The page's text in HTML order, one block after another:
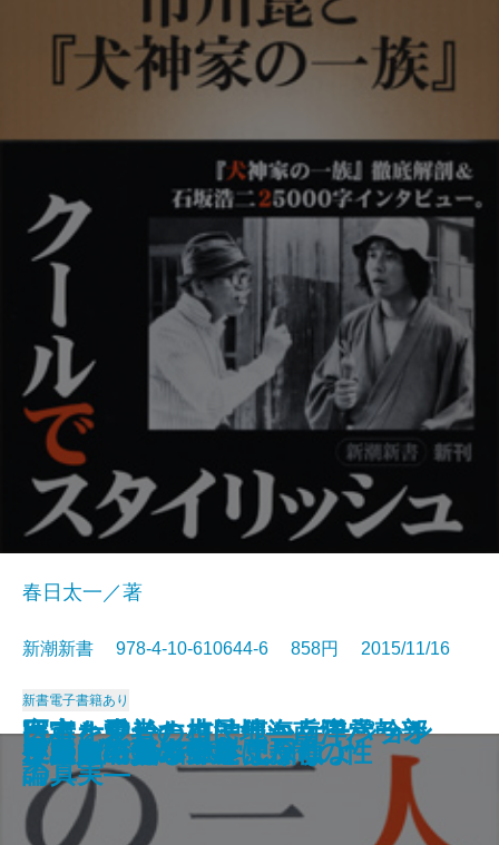
オキナワ論―在沖縄海兵隊元幹部
の告白―
10年後破綻する人、幸福な人
百人一首の謎を解く
スター・ウォーズ学
ほめると子どもはダメになる
戦略がすべて
イスラム化するヨーロッパ
毛沢東―日本軍と共謀した男―
宇宙を動かす力は何か―日常から
観る物理の話―
市川崑と『犬神家の一族』
春日太一／著
新潮新書 978-4-10-610644-6 858円 2015/11/16
新書電子書籍あり
三島由紀夫の言葉 人間の性
医者と患者のコミュニケーション
論
いつまでも若いと思うなよ
被差別のグルメ
さらば、資本主義
プリンス論
日本を愛した植民地―南洋パラオ
の真実―
中国人の頭の中
左翼も右翼もウソばかり
ケンブリッジ数学史探偵